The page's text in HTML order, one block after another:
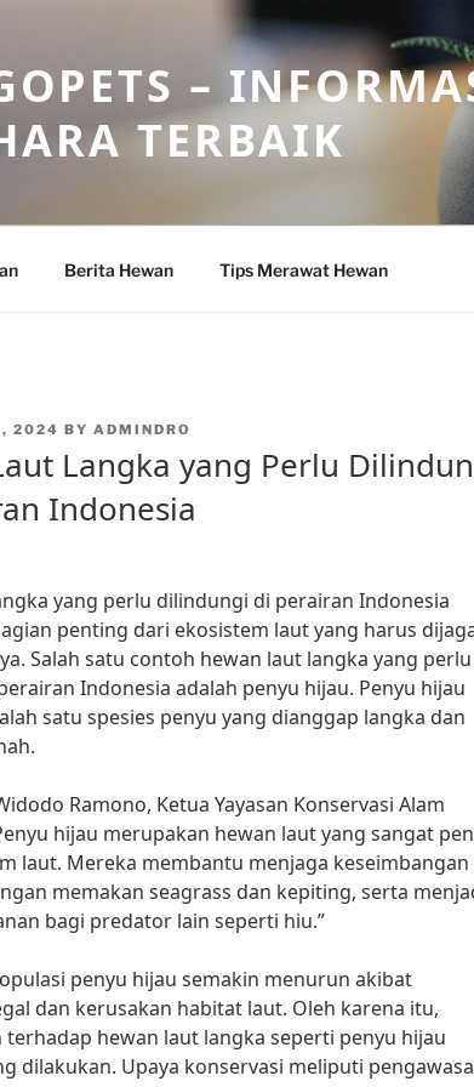
–
TERBAIK
Berita Hewan Tips Merawat Hewan
2024 BY ADMINDRO
Langka yang Perlu
Indonesia
yang perlu dilindungi di perairan Indonesia
penting dari ekosistem laut yang harus
Salah satu contoh hewan laut langka yang perlu
Indonesia adalah penyu hijau. Penyu hijau
satu spesies penyu yang dianggap langka dan
Ramono, Ketua Yayasan Konservasi Alam
hijau merupakan hewan laut yang sangat
laut. Mereka membantu menjaga keseimbangan
memakan seagrass dan kepiting, serta
bagi predator lain seperti hiu.”
penyu hijau semakin menurun akibat
dan kerusakan habitat laut. Oleh karena itu,
hewan laut langka seperti penyu hijau
dilakukan. Upaya konservasi meliputi